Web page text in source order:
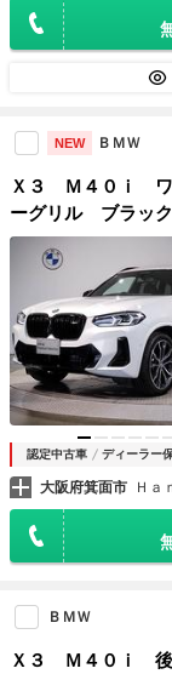
NEW ＢＭＷ
Ｘ３ Ｍ４０ｉ ワ
ーグリル ブラッ
ン ヘッドアップ
ト ＬＥＤヘッド
認定中古車 ディーラー
大阪府箕面市
ＢＭＷ
Ｘ３ Ｍ４０ｉ 後